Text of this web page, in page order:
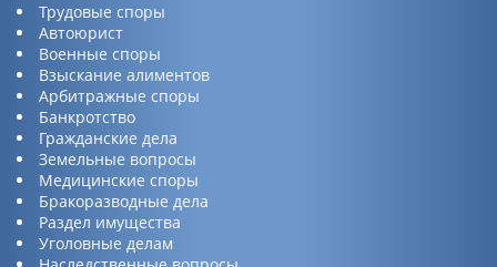
Трудовые споры
Автоюрист
Военные споры
Взыскание алиментов
Арбитражные споры
Банкротство
Гражданские дела
Земельные вопросы
Медицинские споры
Бракоразводные дела
Раздел имущества
Уголовные делам